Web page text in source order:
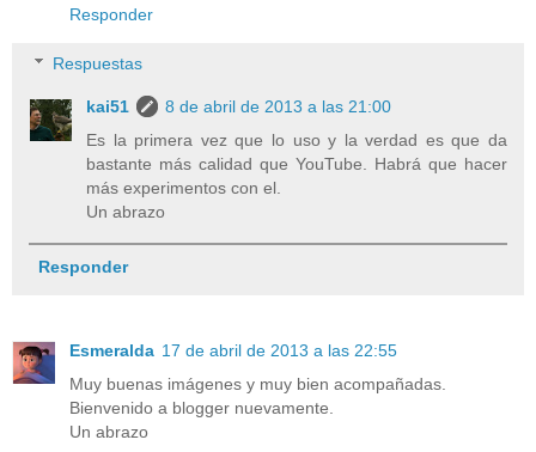
Responder
Respuestas
kai51
8 de abril de 2013 a las 21:00
Es la primera vez que lo uso y la verdad es que da
bastante más calidad que YouTube. Habrá que hacer
más experimentos con el.
Un abrazo
Responder
Esmeralda 17 de abril de 2013 a las 22:55
Muy buenas imágenes y muy bien acompañadas.
Bienvenido a blogger nuevamente.
Un abrazo